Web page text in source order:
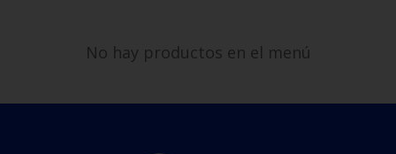
No hay productos en el menú